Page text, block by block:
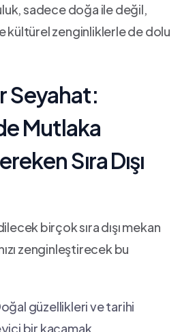
sadece doğa ile değil,
kültürel zenginliklerle de dolu
Seyahat:⁤
Mutlaka
Sıra ⁣Dışı
⁤birçok ​sıra dışı mekan
zenginleştirecek bu
güzellikleri ve tarihi
bir kaçamak.